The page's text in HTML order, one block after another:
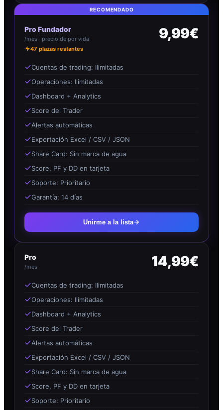
RECOMENDADO
Pro Fundador
/mes · precio de por vida
47 plazas restantes
9,99€
Cuentas de trading: Ilimitadas
Operaciones: Ilimitadas
Dashboard + Analytics
Score del Trader
Alertas automáticas
Exportación Excel / CSV / JSON
Share Card: Sin marca de agua
Score, PF y DD en tarjeta
Soporte: Prioritario
Garantía: 14 días
Unirme a la lista
Pro
/mes 14,99€
Cuentas de trading: Ilimitadas
Operaciones: Ilimitadas
Dashboard + Analytics
Score del Trader
Alertas automáticas
Exportación Excel / CSV / JSON
Share Card: Sin marca de agua
Score, PF y DD en tarjeta
Soporte: Prioritario